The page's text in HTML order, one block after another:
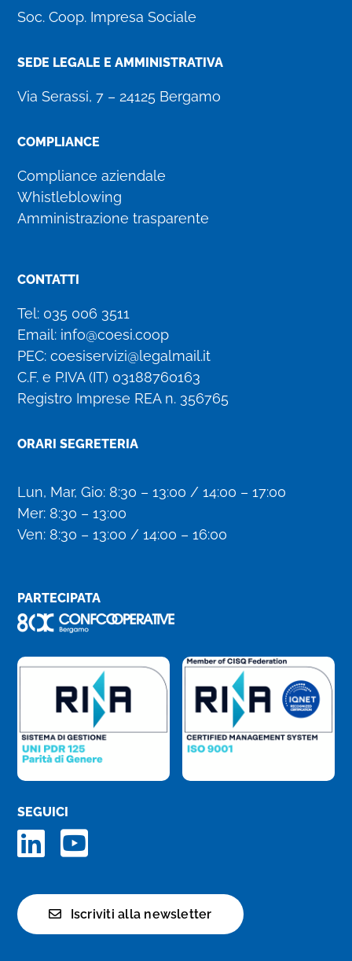
Soc. Coop. Impresa Sociale
SEDE LEGALE E AMMINISTRATIVA
Via Serassi, 7 – 24125 Bergamo
COMPLIANCE
Compliance aziendale
Whistleblowing
Amministrazione trasparente
CONTATTI
Tel: 035 006 3511
Email: info@coesi.coop
PEC:coesiservizi@legalmail.it
C.F. e P.IVA (IT) 03188760163
Registro Imprese REA n. 356765
ORARI SEGRETERIA
Lun, Mar, Gio: 8:30 – 13:00 / 14:00 – 17:00
Mer: 8:30 – 13:00
Ven: 8:30 – 13:00 / 14:00 – 16:00
PARTECIPATA
SEGUICI
Iscriviti alla newsletter